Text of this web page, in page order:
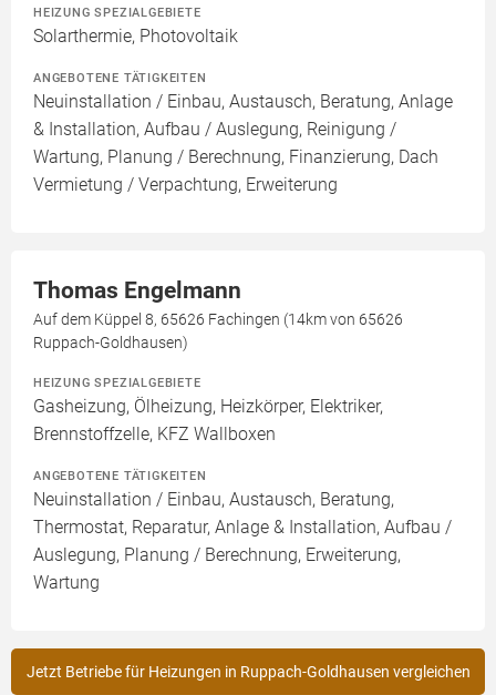
HEIZUNG SPEZIALGEBIETE
Solarthermie, Photovoltaik
ANGEBOTENE TÄTIGKEITEN
Neuinstallation / Einbau, Austausch, Beratung, Anlage
& Installation, Aufbau / Auslegung, Reinigung /
Wartung, Planung / Berechnung, Finanzierung, Dach
Vermietung / Verpachtung, Erweiterung
Thomas Engelmann
Auf dem Küppel 8, 65626 Fachingen (14km von 65626
Ruppach-Goldhausen)
HEIZUNG SPEZIALGEBIETE
Gasheizung, Ölheizung, Heizkörper, Elektriker,
Brennstoffzelle, KFZ Wallboxen
ANGEBOTENE TÄTIGKEITEN
Neuinstallation / Einbau, Austausch, Beratung,
Thermostat, Reparatur, Anlage & Installation, Aufbau /
Auslegung, Planung / Berechnung, Erweiterung,
Wartung
Jetzt Betriebe für Heizungen in Ruppach-Goldhausen vergleichen